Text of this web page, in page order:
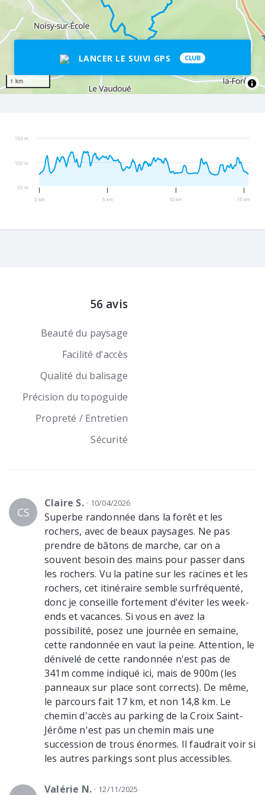
1 km
LANCER LE SUIVI GPS CLUB
0 km 5 km 10 km 15 km
50 m
100 m
150 m
56 avis
Beauté du paysage
Facilité d'accès
Qualité du balisage
Précision du topoguide
Propreté / Entretien
Sécurité
CS
Claire S. 10/04/2026
Superbe randonnée dans la forêt et les
rochers, avec de beaux paysages. Ne pas
prendre de bâtons de marche, car on a
souvent besoin des mains pour passer dans
les rochers. Vu la patine sur les racines et les
rochers, cet itinéraire semble surfréquenté,
donc je conseille fortement d'éviter les week-
ends et vacances. Si vous en avez la
possibilité, posez une journée en semaine,
cette randonnée en vaut la peine. Attention, le
dénivelé de cette randonnée n'est pas de
341m comme indiqué ici, mais de 900m (les
panneaux sur place sont corrects). De même,
le parcours fait 17 km, et non 14,8 km. Le
chemin d'accès au parking de la Croix Saint-
Jérôme n'est pas un chemin mais une
succession de trous énormes. Il faudrait voir si
les autres parkings sont plus accessibles.
Valérie N. 12/11/2025